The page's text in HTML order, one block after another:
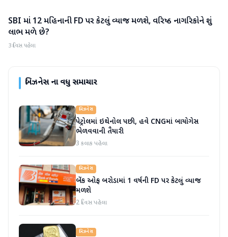
બિઝનેસ
SBI માં 12 મહિનાની FD પર કેટલું વ્યાજ મળશે, વરિષ્ઠ નાગરિકોને શું
લાભ મળે છે?
3 દિવસ પહેલા
બિઝનેસના વધુ સમાચાર
બિઝનેસ
પેટ્રોલમાં ઇથેનોલ પછી, હવે CNGમાં બાયોગેસ
ભેળવવાની તૈયારી
3 કલાક પહેલા
બિઝનેસ
બેંક ઓફ બરોડામાં 1 વર્ષની FD પર કેટલું વ્યાજ
મળશે
2 દિવસ પહેલા
બિઝનેસ